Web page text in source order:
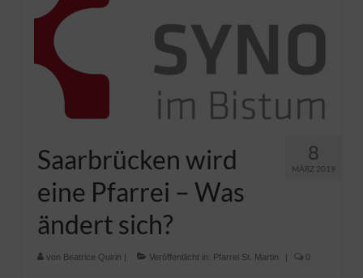
8
MÄRZ 2019
Saarbrücken wird
eine Pfarrei – Was
ändert sich?
von Beatrice Quirin | Veröffentlicht in: Pfarrei St. Martin | 0